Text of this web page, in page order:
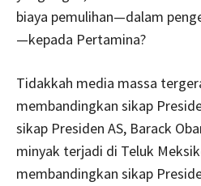
biaya pemulihan—dalam
—kepada Pertamina?
Tidakkah media massa
membandingkan sikap
sikap Presiden AS, Barack
minyak terjadi di Teluk
membandingkan sikap